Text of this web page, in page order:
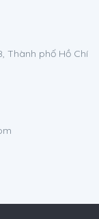
Thành phố Hồ Chí